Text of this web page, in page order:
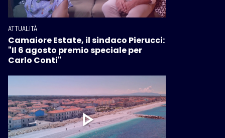
ATTUALITÀ
Camaiore Estate, il sindaco Pierucci:
"Il 6 agosto premio speciale per
Carlo Conti"